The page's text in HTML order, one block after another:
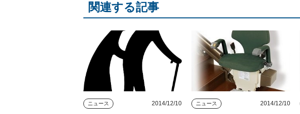
関連する記事
ニュース 2014/12/10 ニュース 2014/12/10